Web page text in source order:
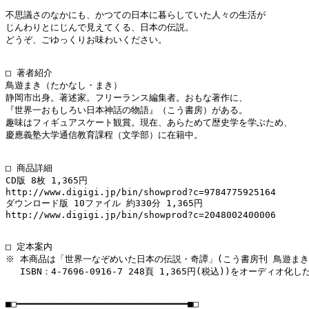
不思議さのなかにも、かつての日本に暮らしていた人々の生活が
じんわりとにじんで見えてくる、日本の伝説。
どうぞ、ごゆっくりお味わいください。
□ 著者紹介
鳥遊まき（たかなし・まき）
静岡市出身。著述家。フリーランス編集者。おもな著作に、
『世界一おもしろい日本神話の物語』（こう書房）がある。
趣味はフィギュアスケート観賞。現在、あらためて歴史学を学ぶため、
慶應義塾大学通信教育課程（文学部）に在籍中。
□ 商品詳細
CD版 8枚 1,365円
http://www.digigi.jp/bin/showprod?c=9784775925164
ダウンロード版 10ファイル 約330分 1,365円
http://www.digigi.jp/bin/showprod?c=2048002400006
□ 定本案内
※ 本商品は「世界一なぞめいた日本の伝説・奇譚」(こう書房刊 鳥遊ま
ISBN：4-7696-0916-7 248頁 1,365円(税込))をオーディオ化した
■□━━━━━━━━━━━━━━━━━━━━━━━━━━━━━━━■□